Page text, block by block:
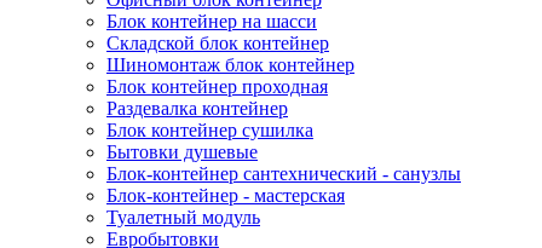
Блок контейнер на шасси
Складской блок контейнер
Шиномонтаж блок контейнер
Блок контейнер проходная
Раздевалка контейнер
Блок контейнер сушилка
Бытовки душевые
Блок-контейнер сантехнический - санузлы
Блок-контейнер - мастерская
Туалетный модуль
Евробытовки